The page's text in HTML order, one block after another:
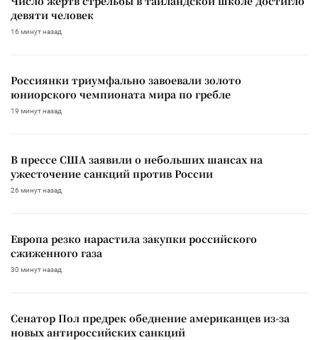
девяти человек
16 минут назад
Россиянки триумфально завоевали золото
юниорского чемпионата мира по гребле
19 минут назад
В прессе США заявили о небольших шансах на
ужесточение санкций против России
26 минут назад
Европа резко нарастила закупки российского
сжиженного газа
30 минут назад
Сенатор Пол предрек обеднение американцев из-за
новых антироссийских санкций